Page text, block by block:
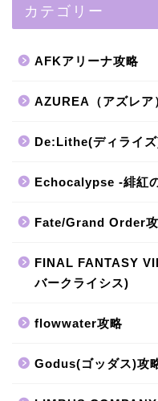
カテゴリー
AFKアリーナ攻略
AZUREA（アズレア
De:Lithe(ディライ
Echocalypse -緋紅
Fate/Grand Order
FINAL FANTASY
バークライシス)
flowwater攻略
Godus(ゴッダス)攻